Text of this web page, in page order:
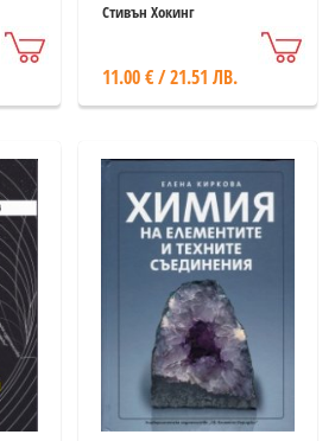
Стивън Хокинг
11.00 € / 21.51 ЛВ.